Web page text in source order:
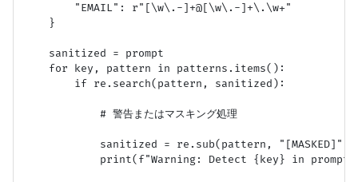
        "EMAIL": r"[\w\.-]+@[\w\.-]+\.\w+"
    }
    sanitized = prompt
    for key, pattern in patterns.items():
        if re.search(pattern, sanitized):
            # 警告またはマスキング処理
sanitized = re.sub(pattern, "[MASKED]",
print(f"Warning: Detect {key} in